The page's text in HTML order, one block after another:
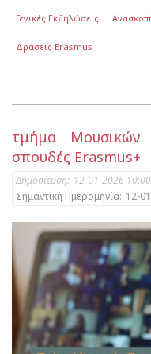
Γενικές Εκδηλώσεις
Δράσεις Erasmus
τμήμα Μουσικών
σπουδές Erasmus+
Δημοσίευση: 12-01-2026 10:00
Σημαντική Ημερομηνία: 12-